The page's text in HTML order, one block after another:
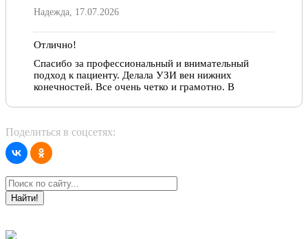
Надежда, 17.07.2026
Отлично!
Спасибо за профессиональный и внимательный
подход к пациенту. Делала УЗИ вен нижних
конечностей. Все очень четко и грамотно. В
врачу. Еще раз спасибо!
Надия, 02.12.2022
Отлично!
Уже несколько лет наблюдаюсь у Ольги Николаевны,
очень рада, что встретила такого чуткого,
внимательного врача и большого профессионала!
Поделиться в соцсетях:
Найти!